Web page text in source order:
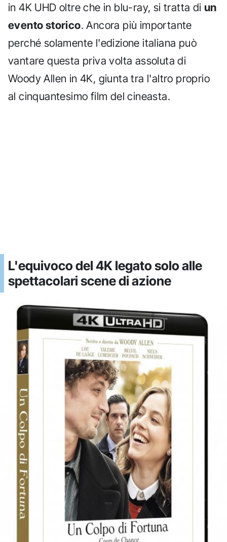
in 4K UHD oltre che in blu-ray, si tratta di un
evento storico. Ancora più importante
perché solamente l'edizione italiana può
vantare questa priva volta assoluta di
Woody Allen in 4K, giunta tra l'altro proprio
al cinquantesimo film del cineasta.
L'equivoco del 4K legato solo alle
spettacolari scene di azione